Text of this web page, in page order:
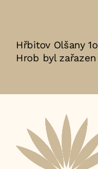
Hřbitov Olšany
Hrob byl